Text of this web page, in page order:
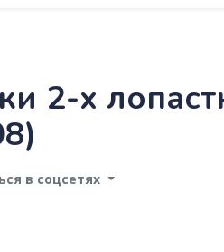
2-х
в соцсетях